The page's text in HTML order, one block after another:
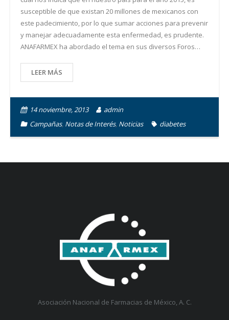
susceptible de que existan 20 millones de mexicanos con
este padecimiento, por lo que sumar acciones para prevenir
y manejar adecuadamente esta enfermedad, es prudente.
ANAFARMEX ha abordado el tema en sus diversos Foros…
LEER MÁS
14 noviembre, 2013
admin
Campañas, Notas de Interés, Noticias diabetes
Asociación Nacional de Farmacias de México, A. C.